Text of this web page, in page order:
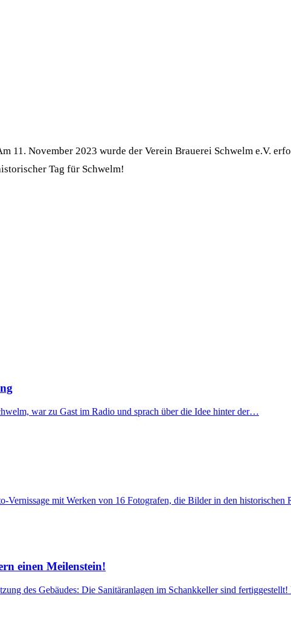
11. November 2023 wurde der Verein Brauerei Schwelm e.V.
Tag für Schwelm!
war zu Gast im Radio und sprach über die Idee hinter der…
Vernissage mit Werken von 16 Fotografen, die Bilder in den historischen
einen Meilenstein!
des Gebäudes: Die Sanitäranlagen im Schankkeller sind